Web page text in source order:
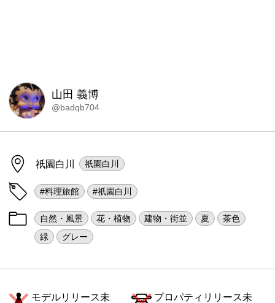
山田 義博
@badqb704
祇園白川 祇園白川
#料理旅館 #祇園白川
自然・風景 花・植物 建物・街並 夏
茶色
緑
グレー
モデルリリース未
プロパティリリース未